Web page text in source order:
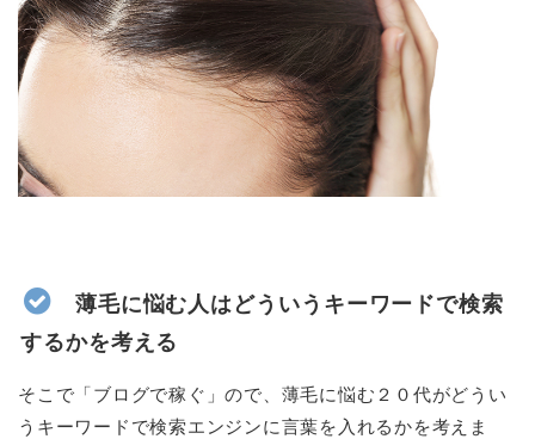
薄毛に悩む人はどういうキーワードで検索
するかを考える
そこで「ブログで稼ぐ」ので、薄毛に悩む２０代がどうい
うキーワードで検索エンジンに言葉を入れるかを考えま